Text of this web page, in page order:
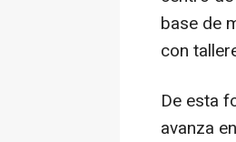
base de
con
De esta
avanza